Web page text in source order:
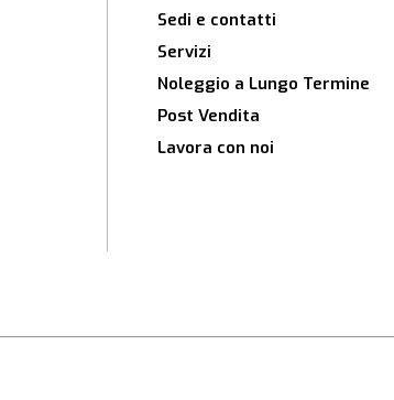
Sedi e contatti
Servizi
Noleggio a Lungo Termine
Post Vendita
Lavora con noi